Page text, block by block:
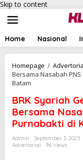
Skip to content
Home Nasional
Homepage /
Bersama Nasabah
Batam
BRK Syariah
Bersama
Purnabakti di
Admin
September 3, 2025
Advertorial
96 Views